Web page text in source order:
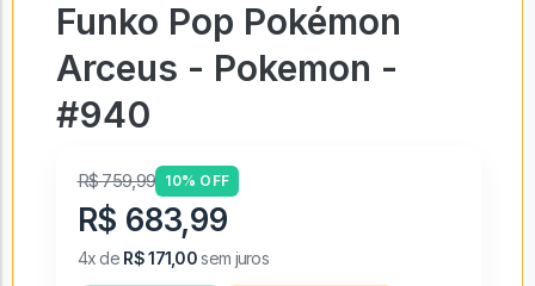
Funko Pop Pokémon
#940
R$ 759,99 10% OFF